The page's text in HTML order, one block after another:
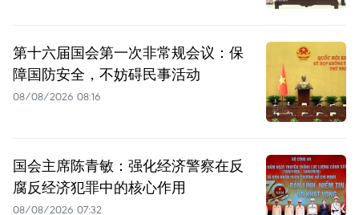
第十六届国会第一次非常规会议：保
障国防安全，不妨碍民事活动
08/08/2026 08:16
国会主席陈青敏：强化经济警察在反
腐反经济犯罪中的核心作用
08/08/2026 07:32